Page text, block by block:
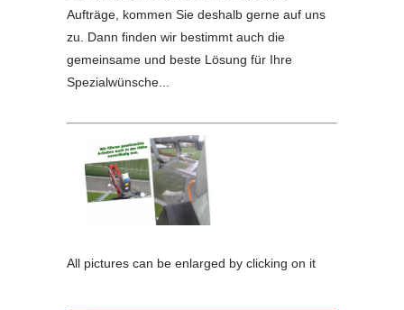
Aufträge, kommen Sie deshalb gerne auf uns
zu. Dann finden wir bestimmt auch die
gemeinsame und beste Lösung für Ihre
Spezialwünsche...
All pictures can be enlarged by clicking on it